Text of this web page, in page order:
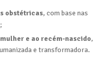
obstétricas, com base nas
e ao recém-nascido,
e transformadora.